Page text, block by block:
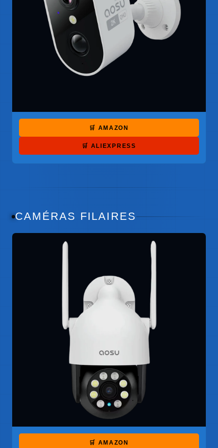
🛒 AMAZON
🛒 ALIEXPRESS
CAMÉRAS FILAIRES
🛒 AMAZON